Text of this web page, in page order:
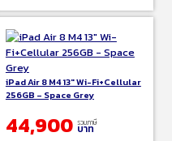
iPad Air 8 M4 13″ Wi-Fi+Cellular
256GB – Space Grey
44,900 รวมภาษี
บาท